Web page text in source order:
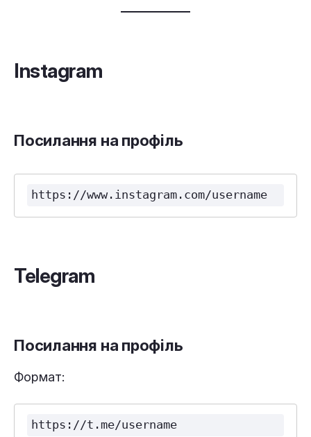
Instagram
Посилання на профіль
https://www.instagram.com/username
Telegram
Посилання на профіль
Формат: